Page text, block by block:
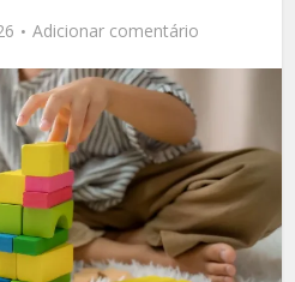
Adicionar comentário